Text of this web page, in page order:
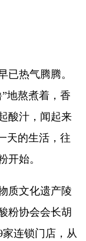
热气腾腾。
地熬煮着，香
酸汁，闻起来
天的生活，往
开始。
文化遗产陵
粉协会会长胡
连锁门店，从